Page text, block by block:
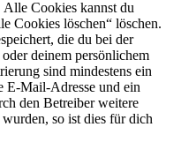
Cookies kannst du
Cookies löschen“ löschen.
die du bei der
deinem persönlichem
sind mindestens ein
E-Mail-Adresse und ein
den Betreiber weitere
so ist dies für dich